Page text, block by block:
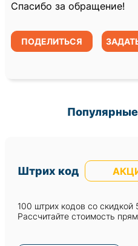
Спасибо за обращение!
ПОДЕЛИТЬСЯ
Штрих код
100 штрих кодов со скидкой
Рассчитайте стоимость